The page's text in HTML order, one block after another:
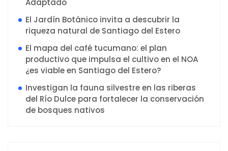
Adaptado
El Jardín Botánico invita a descubrir la
riqueza natural de Santiago del Estero
El mapa del café tucumano: el plan
productivo que impulsa el cultivo en el NOA
¿es viable en Santiago del Estero?
Investigan la fauna silvestre en las riberas
del Río Dulce para fortalecer la conservación
de bosques nativos